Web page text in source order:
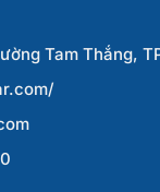
Tam Thắng,